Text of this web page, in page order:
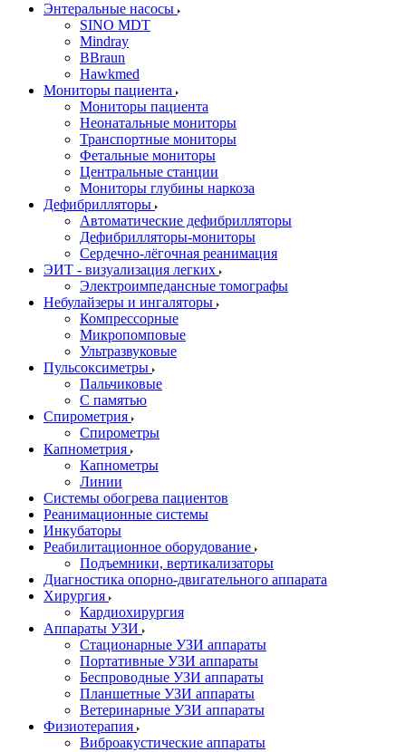
Энтеральные насосы
SINO MDT
Mindray
BBraun
Hawkmed
Мониторы пациента
Мониторы пациента
Неонатальные мониторы
Транспортные мониторы
Фетальные мониторы
Центральные станции
Мониторы глубины наркоза
Дефибрилляторы
Автоматические дефибрилляторы
Дефибрилляторы-мониторы
Сердечно-лёгочная реанимация
ЭИТ - визуализация легких
Электроимпедансные томографы
Небулайзеры и ингаляторы
Компрессорные
Микропомповые
Ультразвуковые
Пульсоксиметры
Пальчиковые
С памятью
Спирометрия
Спирометры
Капнометрия
Капнометры
Линии
Системы обогрева пациентов
Реанимационные системы
Инкубаторы
Реабилитационное оборудование
Подъемники, вертикализаторы
Диагностика опорно-двигательного аппарата
Хирургия
Кардиохирургия
Аппараты УЗИ
Стационарные УЗИ аппараты
Портативные УЗИ аппараты
Беспроводные УЗИ аппараты
Планшетные УЗИ аппараты
Ветеринарные УЗИ аппараты
Физиотерапия
Виброакустические аппараты